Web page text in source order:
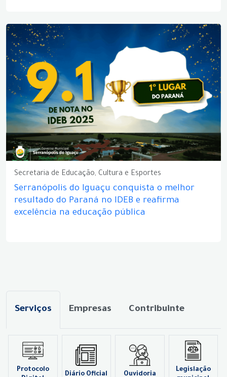
Secretaria de Educação, Cultura e Esportes
Serranópolis do Iguaçu conquista o melhor
resultado do Paraná no IDEB e reafirma
excelência na educação pública
Serviços Empresas Contribuinte
Protocolo
Diário Oficial Ouvidoria
Legislação